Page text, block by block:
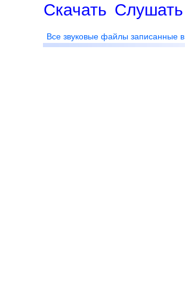
Скачать Слушать
Все звуковые файлы записанные в